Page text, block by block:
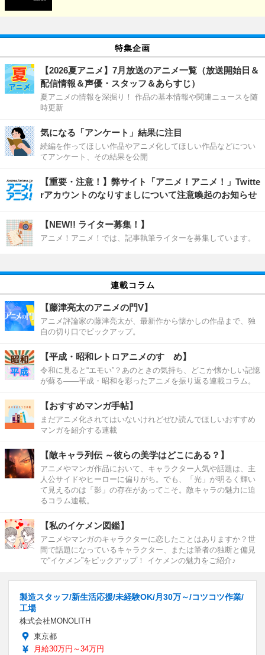
特集企画
【2026夏アニメ】7月放送のアニメ一覧（放送開始日＆
配信情報＆声優・スタッフ＆あらすじ）
夏アニメの情報を深掘り！ 作品の基本情報や関連ニュースを随
時更新
気になる「アンケート」結果に注目
続編を作ってほしい作品やアニメ化してほしい作品などについ
てアンケート、その結果を公開
【重要・注意！】弊サイト「アニメ！アニメ！」Twitte
rアカウントのなりすましについて注意喚起のお知らせ
【NEW!! ライター募集！】
アニメ！アニメ！では、記事執筆ライターを募集しています。
連載コラム
【藤津亮太のアニメの門V】
アニメ評論家の藤津亮太が、最新作から懐かしの作品まで、独
自の切り口でピックアップ。
【平成・昭和レトロアニメのすゝめ】
令和に見ると“エモい”？あのときの気持ち、どこか懐かしい記憶
が蘇る――平成・昭和を彩ったアニメを振り返る連載コラム。
【おすすめマンガ手帖】
まだアニメ化されてはいないけれどぜひ読んでほしいおすすめ
マンガを紹介する連載
【敵キャラ列伝 ～彼らの美学はどこにある？】
アニメやマンガ作品において、キャラクター人気や話題は、主
人公サイドやヒーローに偏りがち。でも、「光」が明るく輝い
て見えるのは「影」の存在があってこそ。敵キャラの魅力に迫
るコラム連載。
【私のイケメン図鑑】
アニメやマンガのキャラクターに恋したことはありますか？世
間で話題になっているキャラクター、または筆者の独断と偏見
で“イケメン”をピックアップ！ イケメンの魅力をご紹介♪
製造スタッフ/新生活応援/未経験OK/月30万～/コツコツ作業/
工場
株式会社MONOLITH
東京都
月給30万円～34万円